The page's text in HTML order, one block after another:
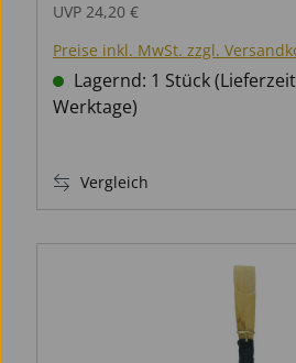
UVP 24,20 €
Preise inkl. MwSt. zzgl.
Lagernd: 1 Stück
Werktage)
Vergleich